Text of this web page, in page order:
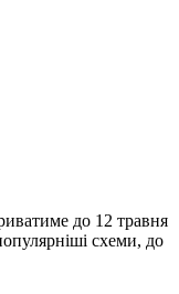
до 12 травня
схеми, до